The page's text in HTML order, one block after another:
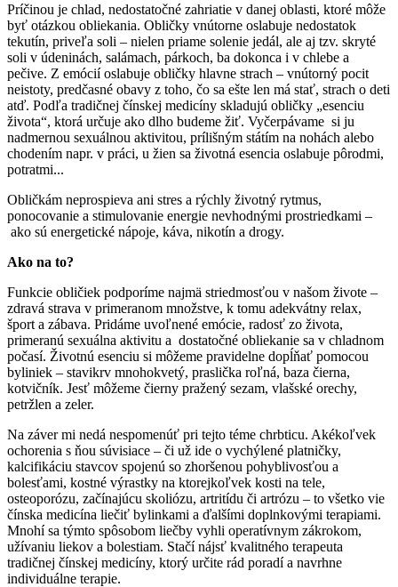
Príčinou je chlad, nedostatočné zahriatie v danej oblasti, ktoré môže
byť otázkou obliekania. Obličky vnútorne oslabuje nedostatok
tekutín, priveľa soli – nielen priame solenie jedál, ale aj tzv. skryté
soli v údeninách, salámach, párkoch, ba dokonca i v chlebe a
pečive. Z emócií oslabuje obličky hlavne strach – vnútorný pocit
neistoty, predčasné obavy z toho, čo sa ešte len má stať, strach o deti
atď. Podľa tradičnej čínskej medicíny skladujú obličky „esenciu
života“, ktorá určuje ako dlho budeme žiť. Vyčerpávame si ju
nadmernou sexuálnou aktivitou, prílišným státím na nohách alebo
chodením napr. v práci, u žien sa životná esencia oslabuje pôrodmi,
potratmi...
Obličkám neprospieva ani stres a rýchly životný rytmus,
ponocovanie a stimulovanie energie nevhodnými prostriedkami –
ako sú energetické nápoje, káva, nikotín a drogy.
Ako na to?
Funkcie obličiek podporíme najmä striedmosťou v našom živote –
zdravá strava v primeranom množstve, k tomu adekvátny relax,
šport a zábava. Pridáme uvoľnené emócie, radosť zo života,
primeranú sexuálna aktivitu a dostatočné obliekanie sa v chladnom
počasí. Životnú esenciu si môžeme pravidelne dopĺňať pomocou
byliniek – stavikrv mnohokvetý, praslička roľná, baza čierna,
kotvičník. Jesť môžeme čierny pražený sezam, vlašské orechy,
petržlen a zeler.
Na záver mi nedá nespomenúť pri tejto téme chrbticu. Akékoľvek
ochorenia s ňou súvisiace – či už ide o vychýlené platničky,
kalcifikáciu stavcov spojenú so zhoršenou pohyblivosťou a
bolesťami, kostné výrastky na ktorejkoľvek kosti na tele,
osteoporózu, začínajúcu skoliózu, artritídu či artrózu – to všetko vie
čínska medicína liečiť bylinkami a ďalšími doplnkovými terapiami.
Mnohí sa týmto spôsobom liečby vyhli operatívnym zákrokom,
užívaniu liekov a bolestiam. Stačí nájsť kvalitného terapeuta
tradičnej čínskej medicíny, ktorý určite rád poradí a navrhne
individuálne terapie.